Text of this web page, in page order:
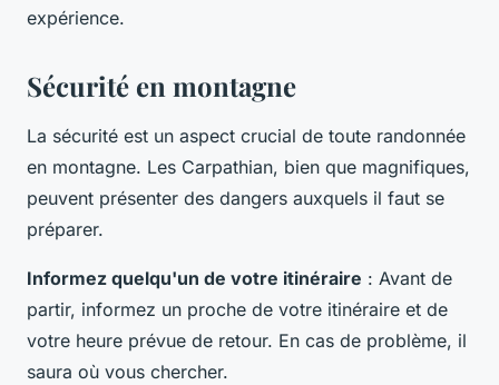
expérience.
Sécurité en montagne
La sécurité est un aspect crucial de toute randonnée
en montagne. Les Carpathian, bien que magnifiques,
peuvent présenter des dangers auxquels il faut se
préparer.
Informez quelqu'un de votre itinéraire : Avant de
partir, informez un proche de votre itinéraire et de
votre heure prévue de retour. En cas de problème, il
saura où vous chercher.